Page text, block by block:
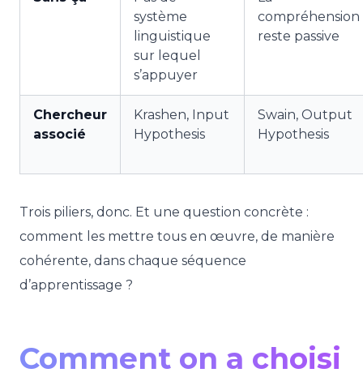
système
linguistique
sur lequel
s’appuyer
compréhension
reste passive
Chercheur
associé
Krashen, Input
Hypothesis
Swain, Output
Hypothesis
Trois piliers, donc. Et une question concrète :
comment les mettre tous en œuvre, de manière
cohérente, dans chaque séquence
d’apprentissage ?
Comment on a choisi